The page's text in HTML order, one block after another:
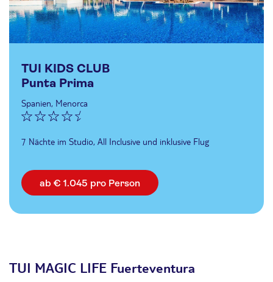
TUI KIDS CLUB
Punta Prima
Spanien, Menorca
7 Nächte im Studio, All Inclusive und inklusive Flug
ab € 1.045 pro Person
TUI MAGIC LIFE Fuerteventura